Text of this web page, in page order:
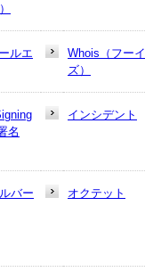
ルエ
Whois（フーイ
ズ）
名
インシデント
バー オクテット